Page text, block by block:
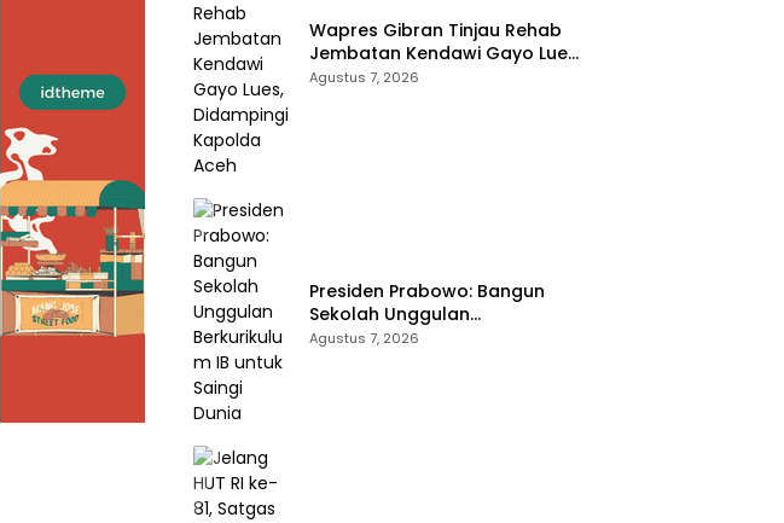
Wapres Gibran Tinjau Rehab
Jembatan Kendawi Gayo Lues,
Didampingi Kapolda Aceh
Agustus 7, 2026
Presiden Prabowo: Bangun
Sekolah Unggulan
Berkurikulum IB untuk Saingi
Agustus 7, 2026